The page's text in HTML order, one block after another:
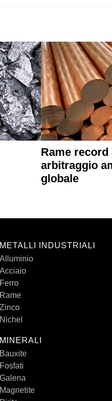
Rame record
arbitraggio
globale
METALLI INDUSTRIALI
Alluminio
Acciaio
Ferro
Rame
Zinco
Nichel
MINERALI
Bauxite
Fosfati
Galena
Magnetite